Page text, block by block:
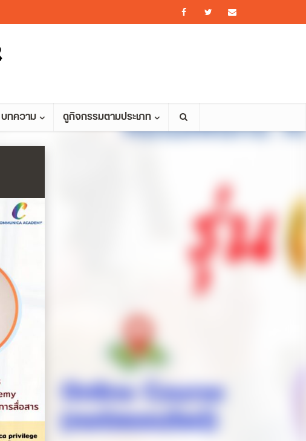
บทความ ดูกิจกรรมตามประเภท